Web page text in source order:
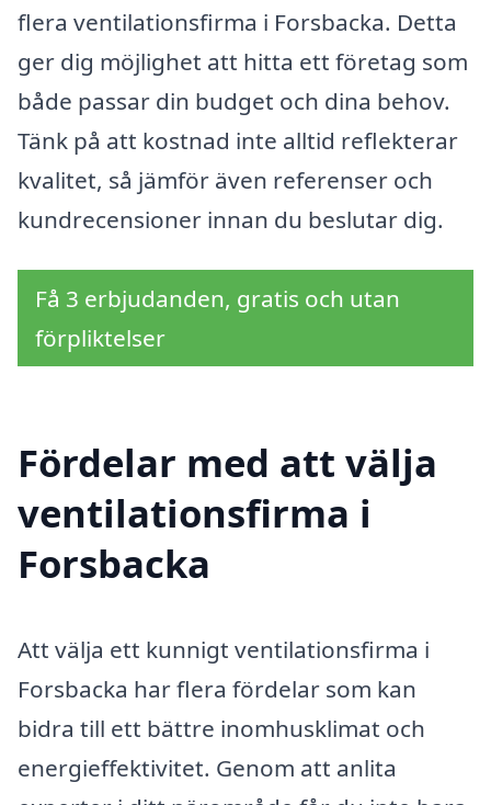
flera ventilationsfirma i Forsbacka. Detta
ger dig möjlighet att hitta ett företag som
både passar din budget och dina behov.
Tänk på att kostnad inte alltid reflekterar
kvalitet, så jämför även referenser och
kundrecensioner innan du beslutar dig.
Få 3 erbjudanden, gratis och utan
förpliktelser
Fördelar med att välja
ventilationsfirma i
Forsbacka
Att välja ett kunnigt ventilationsfirma i
Forsbacka har flera fördelar som kan
bidra till ett bättre inomhusklimat och
energieffektivitet. Genom att anlita